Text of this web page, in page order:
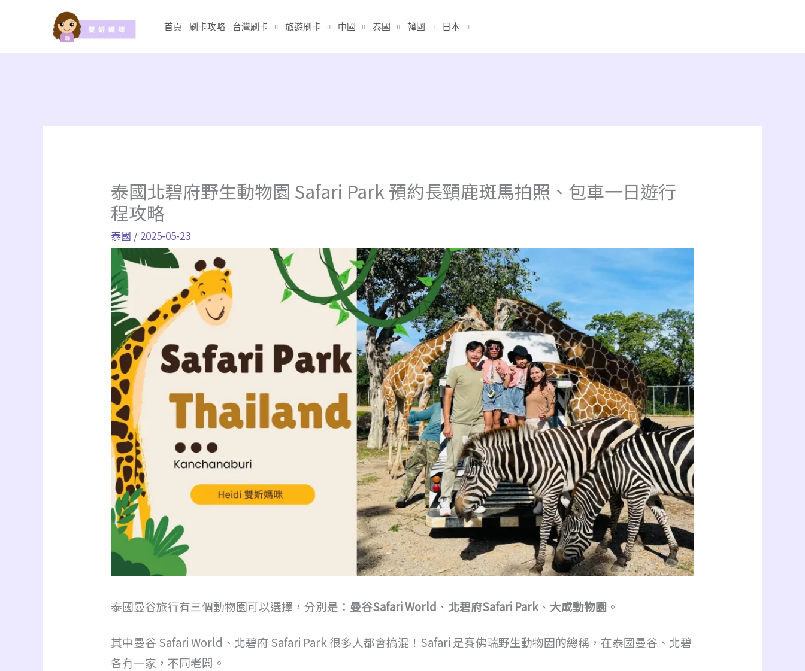
首頁 刷卡攻略 台灣刷卡 旅遊刷卡 中國 泰國 韓國 日本
泰國北碧府野生動物園 Safari Park 預約長頸鹿斑馬拍照、包車一日遊行
程攻略
泰國 / 2025-05-23
泰國曼谷旅行有三個動物園可以選擇，分別是： 曼谷Safari World 、 北碧府Safari Park 、 大成動物園 。
其中曼谷 Safari World、北碧府 Safari Park 很多人都會搞混！Safari 是賽佛瑞野生動物園的總稱，在泰國曼谷、北碧
各有一家，不同老闆。